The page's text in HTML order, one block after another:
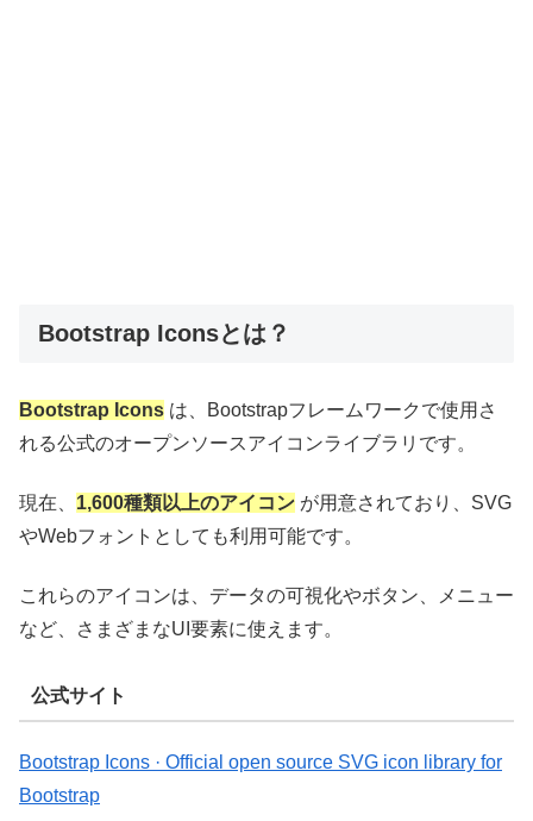
Bootstrap Iconsとは？
Bootstrap Icons は、Bootstrapフレームワークで使用さ
れる公式のオープンソースアイコンライブラリです。
現在、 1,600種類以上のアイコン が用意されており、SVG
やWebフォントとしても利用可能です。
これらのアイコンは、データの可視化やボタン、メニュー
など、さまざまなUI要素に使えます。
公式サイト
Bootstrap Icons · Official open source SVG icon library for
Bootstrap